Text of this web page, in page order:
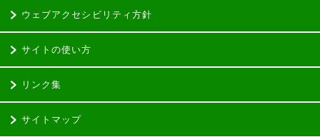
ウェブアクセシビリティ方針
サイトの使い方
リンク集
サイトマップ